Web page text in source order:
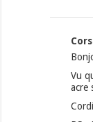
Vu
acre